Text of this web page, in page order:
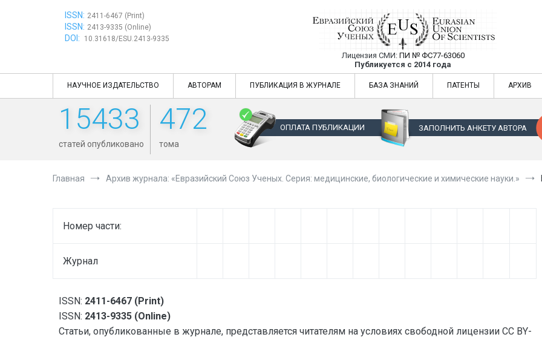
ISSN: 2411-6467 (Print)
ISSN: 2413-9335 (Online)
DOI: 10.31618/ESU.2413-9335
Евразийский Союз Ученых —
Лицензия СМИ: ПИ № ФС77-63060
Публикуется с 2014 года
Евразийский Союз Ученых — публикация научных статей в
НАУЧНОЕ ИЗДАТЕЛЬСТВО АВТОРАМ ПУБЛИКАЦИЯ В ЖУРНАЛЕ БАЗА ЗНАНИЙ ПАТЕНТЫ АРХИВ
15433
статей опубликовано
472
тома
ОПЛАТА ПУБЛИКАЦИИ ЗАПОЛНИТЬ АНКЕТУ АВТОРА
Главная Архив журнала: «Евразийский Союз Ученых. Серия: медицинские, биологические и химические науки.»
Номер части:
Журнал
ISSN: 2411-6467 (Print)
ISSN: 2413-9335 (Online)
Статьи, опубликованные в журнале, представляется читателям на условиях свободной лицензии CC BY-